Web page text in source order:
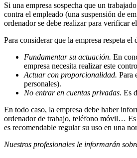
Si una empresa sospecha que un
contra el empleado (una suspensión de
ordenador se debe realizar para verificar
Para considerar que la empresa respeta
Fundamentar su actuación. En
empresa necesita realizar este
Actuar con proporcionalidad. Para
personales).
No entrar en cuentas privadas. Es
En todo caso, la empresa debe haber
ordenador de trabajo, teléfono móvil… Es
es recomendable regular su uso en una
Nuestros profesionales le informarán